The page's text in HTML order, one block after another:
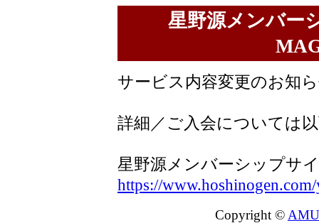
星野源メンバー
サービス内容変更のお知
詳細／ご入会については
星野源メンバーシップサ
https://
Copyright ©